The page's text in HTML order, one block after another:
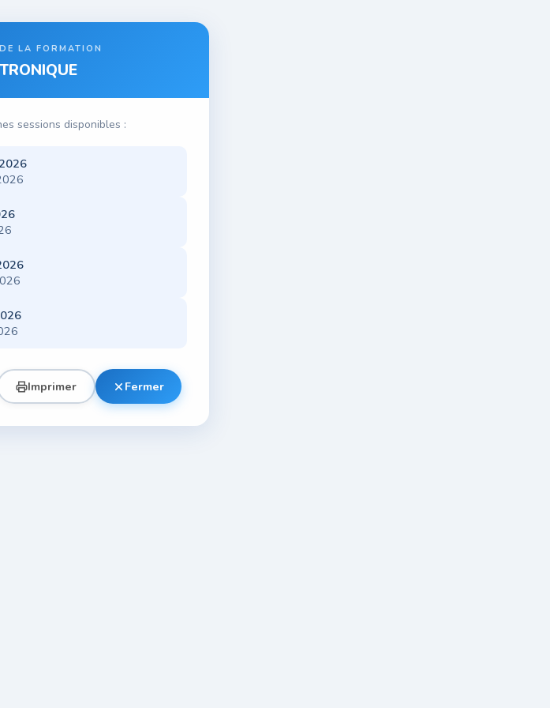
LA FORMATION
sessions disponibles :
Imprimer Fermer